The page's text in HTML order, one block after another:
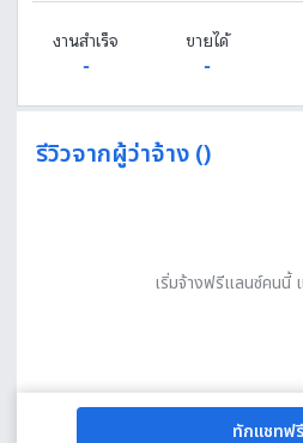
งานสำเร็จ
-
ขายได้
-
รีวิวจากผู้ว่าจ้าง ()
เริ่มจ้างฟรีแลนซ์คนนี้
ทักแชทฟ